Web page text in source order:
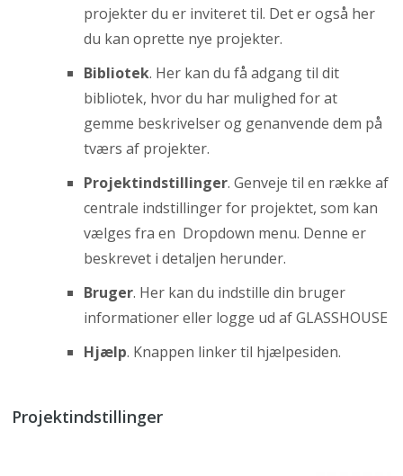
projekter du er inviteret til. Det er også her
du kan oprette nye projekter.
Bibliotek. Her kan du få adgang til dit
bibliotek, hvor du har mulighed for at
gemme beskrivelser og genanvende dem på
tværs af projekter.
Projektindstillinger. Genveje til en række af
centrale indstillinger for projektet, som kan
vælges fra en Dropdown menu. Denne er
beskrevet i detaljen herunder.
Bruger. Her kan du indstille din bruger
informationer eller logge ud af GLASSHOUSE
Hjælp. Knappen linker til hjælpesiden.
Projektindstillinger